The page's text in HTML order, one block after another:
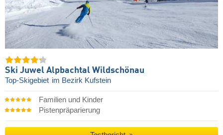
Ski Juwel Alpbachtal Wildschönau
Top-Skigebiet im Bezirk Kufstein
Familien und Kinder
Pistenpräparierung